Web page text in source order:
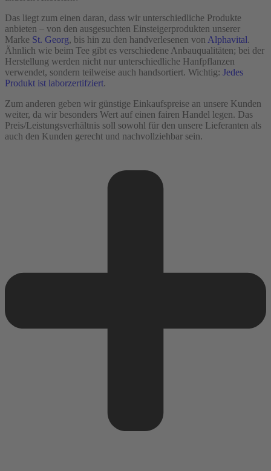
Das liegt zum einen daran, dass wir unterschiedliche Produkte
anbieten – von den ausgesuchten Einsteigerprodukten unserer
Marke St. Georg, bis hin zu den handverlesenen von Alphavital.
Ähnlich wie beim Tee gibt es verschiedene Anbauqualitäten; bei der
Herstellung werden nicht nur unterschiedliche Hanfpflanzen
verwendet, sondern teilweise auch handsortiert. Wichtig: Jedes
Produkt ist laborzertifziert.
Zum anderen geben wir günstige Einkaufspreise an unsere Kunden
weiter, da wir besonders Wert auf einen fairen Handel legen. Das
Preis/Leistungsverhältnis soll sowohl für den unsere Lieferanten als
auch den Kunden gerecht und nachvollziehbar sein.